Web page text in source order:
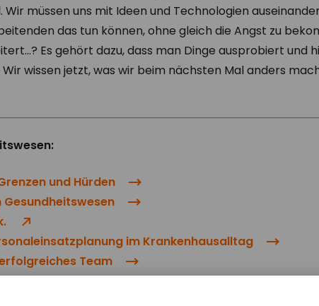
Wir müssen uns mit Ideen und Technologien
das tun können, ohne gleich die Angst zu
Es gehört dazu, dass man Dinge ausprobiert und
wissen jetzt, was wir beim nächsten Mal anders
und Hürden
im Krankenhausalltag
Team
und datengetriebene Versorgungsmodelle